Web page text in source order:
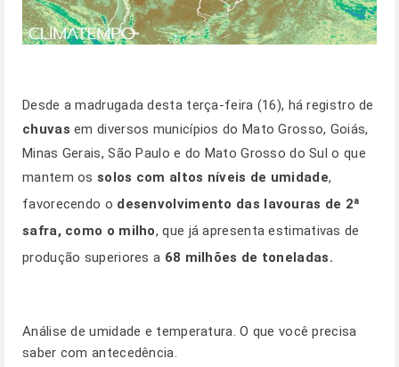
Desde a madrugada desta terça-feira (16), há registro de
chuvas em diversos municípios do Mato Grosso, Goiás,
Minas Gerais, São Paulo e do Mato Grosso do Sul o que
mantem ossolos com altos níveis de umidade,
favorecendo o desenvolvimento das lavouras de 2ª
safra, como o milho, que já apresenta estimativas de
produção superiores a 68 milhões de toneladas.
Análise de umidade e temperatura. O que você precisa
saber com antecedência.